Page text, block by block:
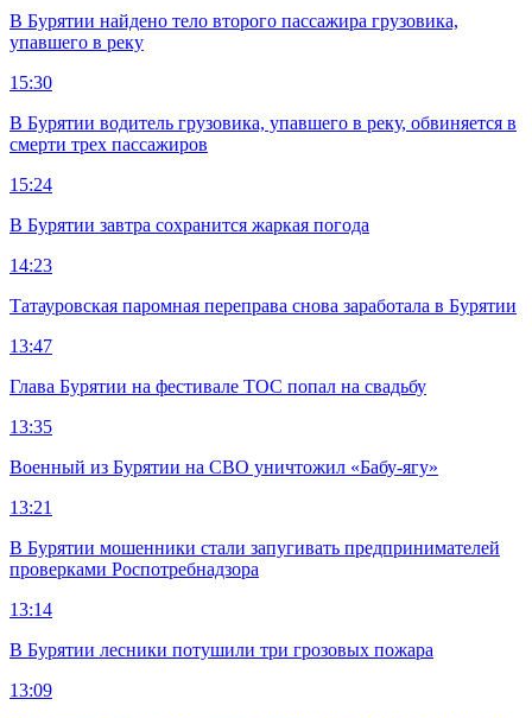
В Бурятии найдено тело второго пассажира грузовика,
упавшего в реку
15:30
В Бурятии водитель грузовика, упавшего в реку, обвиняется в
смерти трех пассажиров
15:24
В Бурятии завтра сохранится жаркая погода
14:23
Татауровская паромная переправа снова заработала в Бурятии
13:47
Глава Бурятии на фестивале ТОС попал на свадьбу
13:35
Военный из Бурятии на СВО уничтожил «Бабу-ягу»
13:21
В Бурятии мошенники стали запугивать предпринимателей
проверками Роспотребнадзора
13:14
В Бурятии лесники потушили три грозовых пожара
13:09